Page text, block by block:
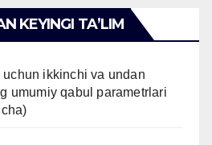
KEYINGI TAʼLIM
uchun ikkinchi va undan
umumiy qabul parametrlari